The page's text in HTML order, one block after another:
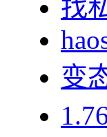
找
变